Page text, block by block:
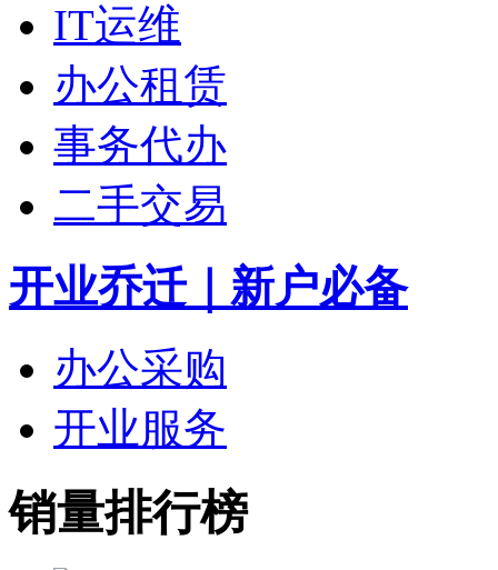
IT运维
办公租赁
事务代办
二手交易
开业乔迁｜新户必备
办公采购
开业服务
销量排行榜